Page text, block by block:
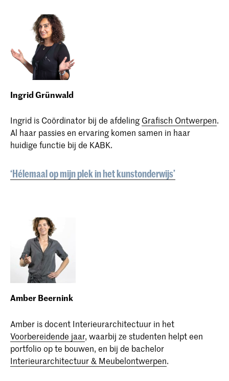
Ingrid Grünwald
Ingrid is Coördinator bij de afdelingGrafisch Ontwerpen.
Al haar passies en ervaring komen samen in haar
huidige functie bij de KABK.
‘Hélemaal op mijn plek in het kunstonderwijs’
Amber Beernink
Amber is docent Interieurarchitectuur in het
Voorbereidende jaar, waarbij ze studenten helpt een
portfolio op te bouwen, en bij de bachelor
Interieurarchitectuur & Meubelontwerpen.